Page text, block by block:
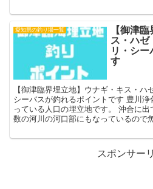
愛知県の釣り場一覧
【御津
ス・ハゼ
リ・シ
す
【御津臨界埋立地】ウナギ・キス・ハ
シーバスが釣れるポイントです 豊川浄
っている人口の埋立地です。 沖合に
数の河川の河口部にもなっているので
スポンサー